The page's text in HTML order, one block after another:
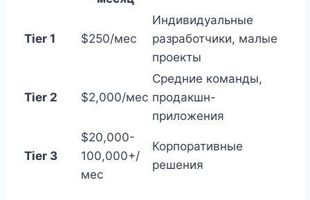
Tier 1 $250/мес
Индивидуальные
разработчики, малые
проекты
Tier 2 $2,000/мес
Средние команды,
продакшн-
приложения
Tier 3
$20,000-
100,000+/
мес
Корпоративные
решения